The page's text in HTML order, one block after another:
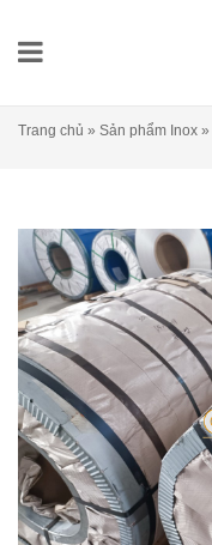
Trang chủ » Sản phẩm Inox »